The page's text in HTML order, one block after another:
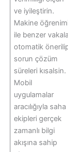
ve iyileştirin.
Makine
ile benzer
otomatik
sorun çözüm
süreleri kısalsin.
Mobil
uygulamalar
aracılığıyla saha
ekipleri gerçek
zamanlı bilgi
akışına sahip